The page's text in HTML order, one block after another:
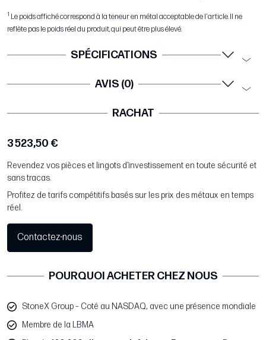
1 Le poids affiché correspond à la teneur en métal acceptable de l'article. Il ne
reflète pas le poids réel du produit, qui peut être plus élevé.
SPÉCIFICATIONS
AVIS (0)
RACHAT
3 523,50 €
Revendez vos pièces et lingots d’investissement en toute sécurité et
sans tracas.
Profitez de tarifs compétitifs basés sur les prix des métaux en temps
réel.
Contactez-nous
POURQUOI ACHETER CHEZ NOUS
StoneX Group – Coté au NASDAQ, avec une présence mondiale
Membre de la LBMA